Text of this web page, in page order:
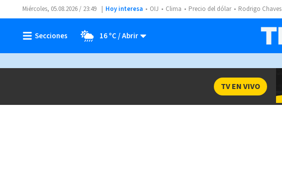
Miércoles, 05.08.2026 / 23:49 Hoy interesa OIJ Clima Precio del dólar Rodrigo Chaves
16 ºC
TV EN VIVO